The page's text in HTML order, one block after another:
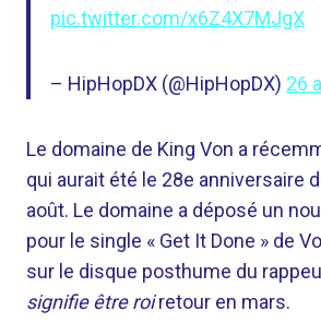
pic.twitter.com/x6Z4X7MJgX
– HipHopDX (@HipHopDX) 26
Le domaine de King Von a
qui aurait été le 28e anniversaire
août. Le domaine a déposé un
pour le single « Get It Done » de
sur le disque posthume du
signifie être roiretour en mars.